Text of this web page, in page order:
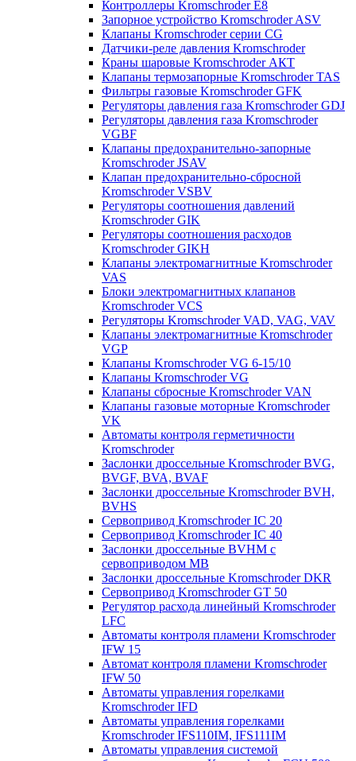
Контроллеры Kromschroder E8
Запорное устройство Kromschroder ASV
Клапаны Kromschroder серии CG
Датчики-реле давления Kromschroder
Краны шаровые Kromschroder АКТ
Клапаны термозапорные Kromschroder TAS
Фильтры газовые Kromschroder GFK
Регуляторы давления газа Kromschroder GDJ
Регуляторы давления газа Kromschroder
VGBF
Клапаны предохранительно-запорные
Kromschroder JSAV
Клапан предохранительно-сбросной
Kromschroder VSBV
Регуляторы соотношения давлений
Kromschroder GIK
Регуляторы соотношения расходов
Kromschroder GIKH
Клапаны электромагнитные Kromschroder
VAS
Блоки электромагнитных клапанов
Kromschroder VCS
Регуляторы Kromschroder VAD, VAG, VAV
Клапаны электромагнитные Kromschroder
VGP
Клапаны Kromschroder VG 6-15/10
Клапаны Kromschroder VG
Клапаны сбросные Kromschroder VAN
Клапаны газовые моторные Kromschroder
VK
Автоматы контроля герметичности
Kromschroder
Заслонки дроссельные Kromschroder BVG,
BVGF, BVA, BVAF
Заслонки дроссельные Kromschroder BVH,
BVHS
Сервопривод Kromschroder IC 20
Сервопривод Kromschroder IC 40
Заслонки дроссельные BVHM с
сервоприводом МВ
Заслонки дроссельные Kromschroder DKR
Cервопривод Kromschroder GT 50
Регулятор расхода линейный Kromschroder
LFC
Автоматы контроля пламени Kromschroder
IFW 15
Автомат контроля пламени Kromschroder
IFW 50
Автоматы управления горелками
Kromschroder IFD
Автоматы управления горелками
Kromschroder IFS110IM, IFS111IM
Автоматы управления системой